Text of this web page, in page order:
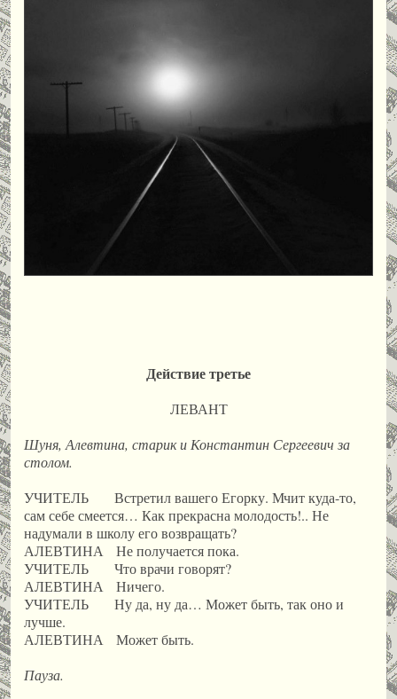
Действие третье
ЛЕВАНТ
Шуня, Алевтина, старик и Константин Сергеевич за
столом.
УЧИТЕЛЬ Встретил вашего Егорку. Мчит куда-то,
сам себе смеется… Как прекрасна молодость!.. Не
надумали в школу его возвращать?
АЛЕВТИНА Не получается пока.
УЧИТЕЛЬ Что врачи говорят?
АЛЕВТИНА Ничего.
УЧИТЕЛЬ Ну да, ну да… Может быть, так оно и
лучше.
АЛЕВТИНА Может быть.
Пауза.